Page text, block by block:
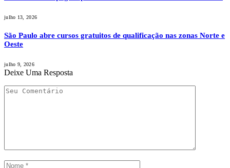
julho 13, 2026
São Paulo abre cursos gratuitos de qualificação nas zonas Norte e
Oeste
julho 9, 2026
Deixe Uma Resposta